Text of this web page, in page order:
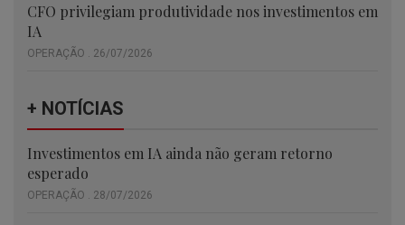
CFO privilegiam produtividade nos investimentos em
IA
OPERAÇÃO . 26/07/2026
+ NOTÍCIAS
Investimentos em IA ainda não geram retorno
esperado
OPERAÇÃO . 28/07/2026